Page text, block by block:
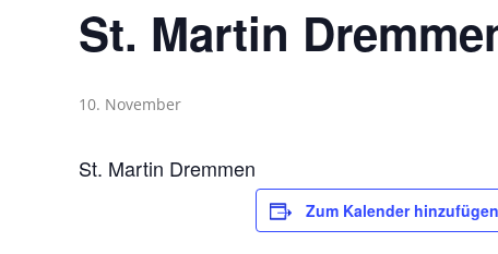
St. Martin
10. November
St. Martin Dremmen
Zum Kalender hinzufügen